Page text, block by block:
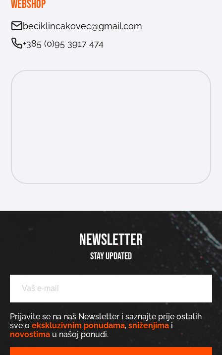
Webshop
beciklincakovec@gmail.com
+385 (0)95 3917 474
NEWSLETTER
Stay updated
Prijavite se na naš Newsletter i saznajte prije ostalih
sve o ekskluzivnim ponudama, sniženjima i
novostima u našoj ponudi.